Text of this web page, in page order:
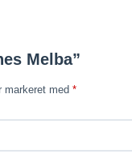
Melba”
med *